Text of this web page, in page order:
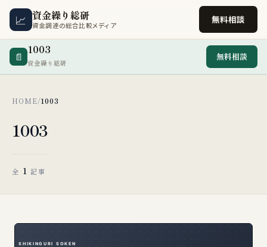
📈 資金繰り総研
資金調達の総合比較メディア
無料相談
📄
1003
資金繰り総研
無料相談
HOME/1003
1003
全 1 記事